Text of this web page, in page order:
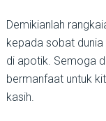
Demikianlah
kepada sobat
di apotik. Semoga
bermanfaat untuk
kasih.